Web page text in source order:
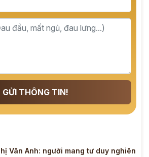
GỬI THÔNG TIN!
Vân Anh: người mang tư duy nghiên